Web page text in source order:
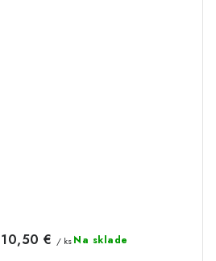
Na sklade
10,50 € / ks